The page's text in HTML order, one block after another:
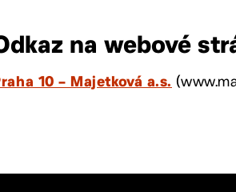
na webové
10 – Majetková a.s.